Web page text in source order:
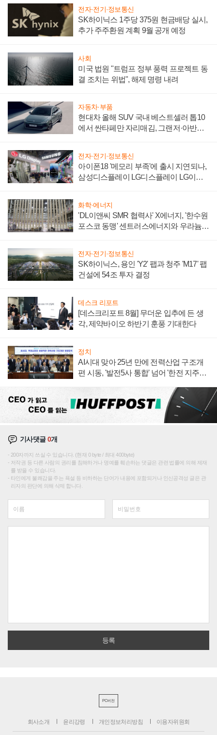
전자·전기·정보통신
SK하이닉스 1주당 375원 현금배당 실시,
추가 주주환원 계획 9월 공개 예정
사회
미국 법원 "트럼프 정부 풍력 프로젝트 동
결 조치는 위법", 해제 명령 내려
자동차·부품
현대차 올해 SUV 국내 베스트셀러 톱10
에서 싼타페만 자리매김, 그랜저·아반떼
전자·전기·정보통신
아이폰18 '메모리 부족'에 출시 지연되나,
삼성디스플레이 LG디스플레이 LG이노
화학·에너지
'DL이앤씨 SMR 협력사' X에너지, '한수원
포스코 동맹' 센트러스에너지와 우라늄
전자·전기·정보통신
SK하이닉스, 용인 'Y2' 팹과 청주 'M17' 팹
건설에 54조 투자 결정
데스크 리포트
[데스크리포트 8월] 무더운 입추에 든 생
각, 제약바이오 하반기 훈풍 기대한다
정치
AI시대 맞아 25년 만에 전력산업 구조개
편 시동, '발전5사 통합' 넘어 '한전 지주사'
기사댓글0개
200자까지 쓰실 수 있습니다. (현재 0 byte / 최대 400byte)
저작권 등 다른 사람의 권리를 침해하거나 명예를 훼손하는 댓글은 관련 법률에 의해 제재
를 받을 수 있습니다.
타인에게 불쾌감을 주는 욕설 등 비하하는 단어가 내용에 포함되거나 인신공격성 글은 관
리자의 판단에 의해 삭제 합니다.
PC버전
회사소개 윤리강령 개인정보처리방침 이용자위원회